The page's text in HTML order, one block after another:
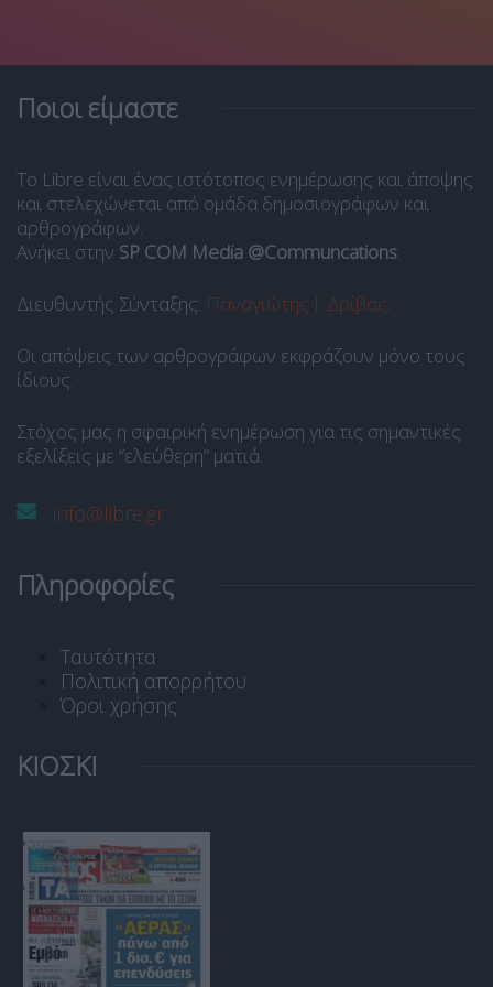
Ποιοι είμαστε
Το Libre είναι ένας ιστότοπος ενημέρωσης και άποψης
και στελεχώνεται από ομάδα δημοσιογράφων και
αρθρογράφων.
Ανήκει στην SP COM Media @Communcations.
Διευθυντής Σύνταξης: Παναγιώτης Ι. Δρίβας.
Οι απόψεις των αρθρογράφων εκφράζουν μόνο τους
ίδιους.
Στόχος μας η σφαιρική ενημέρωση για τις σημαντικές
εξελίξεις με “ελεύθερη” ματιά.
info@libre.gr
Πληροφορίες
Ταυτότητα
Πολιτική απορρήτου
Όροι χρήσης
ΚΙΟΣΚΙ